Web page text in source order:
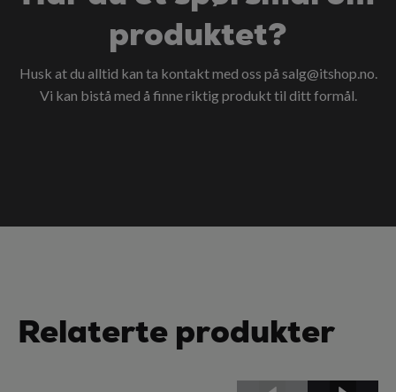
produktet?
Husk at du alltid kan ta kontakt med oss på salg@itshop.no.
Vi kan bistå med å finne riktig produkt til ditt formål.
Relaterte produkter